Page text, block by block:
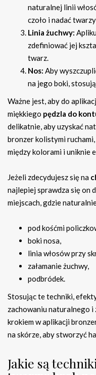
naturalnej linii
czoło i nadać
Linia żuchwy:
zdefiniować jej
twarz.
Nos: Aby
na jego boki,
Ważne jest, aby do
miękkiego pędzla do
delikatnie, aby uzyskać
bronzer kolistymi
między kolorami i uniknie
Jeżeli zdecydujesz się na
najlepiej sprawdza się on
miejscach, gdzie
pod kośćmi
boki nosa,
linia włosów przy
załamanie żuchwy,
podbródek.
Stosując te techniki,
zachowaniu naturalnego
krokiem w aplikacji
na skórze, aby stworzyć
Jakie są